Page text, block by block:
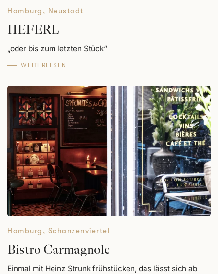
Hamburg , Neustadt
HEFERL
„oder bis zum letzten Stück“
WEITERLESEN
Hamburg , Schanzen­viertel
Bistro Carmagnole
Einmal mit Heinz Strunk frühstücken, das lässt sich ab